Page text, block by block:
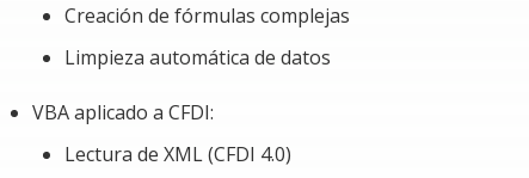
Creación de fórmulas complejas
Limpieza automática de datos
VBA aplicado a CFDI:
Lectura de XML (CFDI 4.0)